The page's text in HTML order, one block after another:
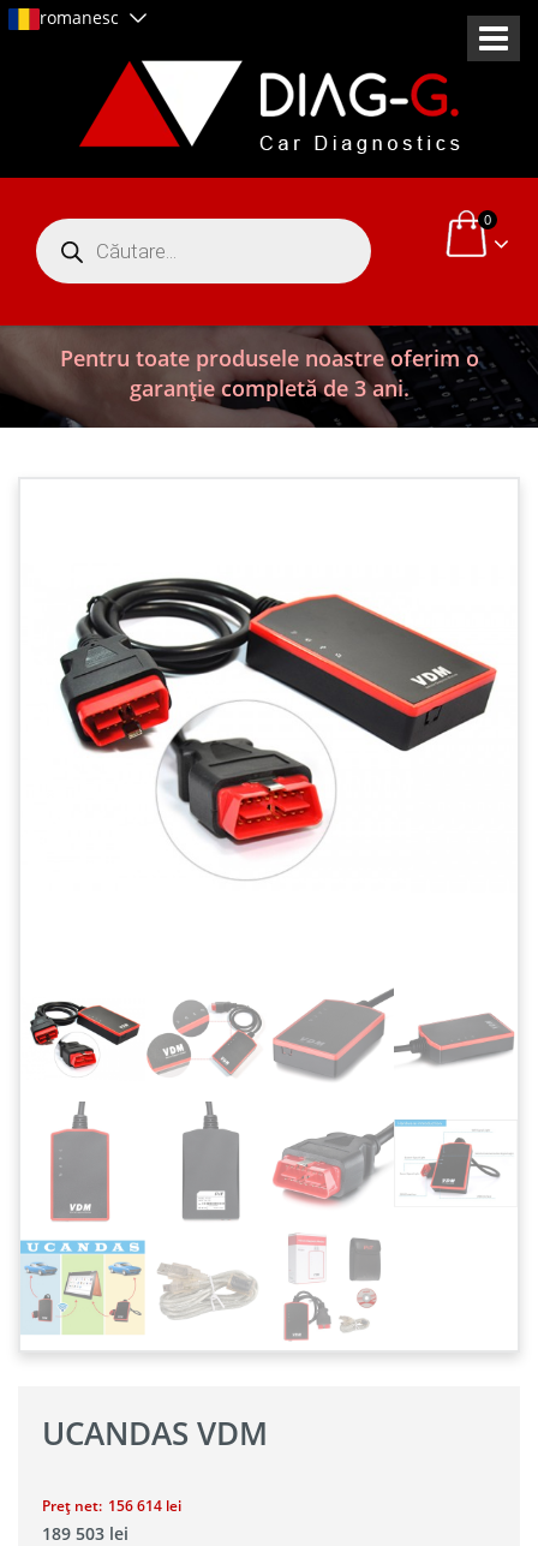
romanesc
Products
search
0
Pentru toate produsele noastre oferim o
garanție completă de 3 ani.
UCANDAS VDM
Preț net: 156 614 lei
189 503 lei